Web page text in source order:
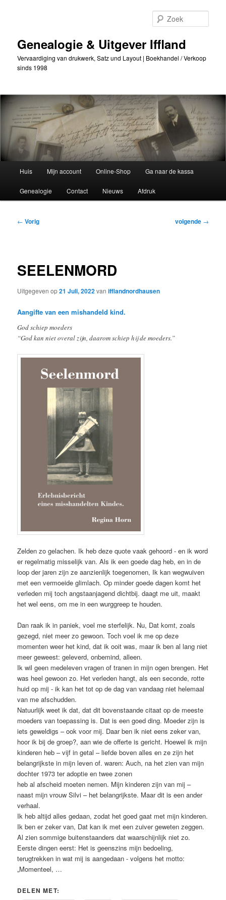
inhoudGenealogie & Uitgever Iffland
Vervaardiging van drukwerk, Satz und Layout | Boekhandel / Verkoop
sinds 1998
Huis Mijn account Online-Shop Ga naar de kassa
Genealogie Contact Nieuws Afdruk
Berichtnavigatie
← Vorig volgende →
SEELENMORD
Uitgegeven op21 Juli, 2022vanifflandnordhausen
Aangifte van een mishandeld kind.
God schiep moeders
“God kan niet overal zijn, daarom schiep hij de moeders.”
Zelden zo gelachen. Ik heb deze quote vaak gehoord - en ik word
er regelmatig misselijk van. Als ik een goede dag heb, en in de
loop der jaren zijn ze aanzienlijk toegenomen, Ik kan wegwuiven
met een vermoeide glimlach. Op minder goede dagen komt het
verleden mij toch angstaanjagend dichtbij. daagt me uit, maakt
het wel eens, om me in een wurggreep te houden.
Dan raak ik in paniek, voel me sterfelijk. Nu, Dat komt, zoals
gezegd, niet meer zo gewoon. Toch voel ik me op deze
momenten weer het kind, dat ik ooit was, maar ik ben al lang niet
meer geweest: geleverd, onbemind, alleen.
Ik wil geen medeleven vragen of tranen in mijn ogen brengen. Het
was heel gewoon zo. Het verleden hangt, als een seconde, rotte
huid op mij - ik kan het tot op de dag van vandaag niet helemaal
van me afschudden.
Natuurlijk weet ik dat, dat dit bovenstaande citaat op de meeste
moeders van toepassing is. Dat is een goed ding. Moeder zijn is
iets geweldigs – ook voor mij. Daar ben ik niet eens zeker van,
hoor ik bij de groep?, aan wie de offerte is gericht. Hoewel ik mijn
kinderen heb – vijf in getal – liefde boven alles en ze zijn het
belangrijkste in mijn leven of. waren: Auch, na het zien van mijn
dochter 1973 ter adoptie en twee zonen
heb al afscheid moeten nemen. Mijn kinderen zijn van mij –
naast mijn vrouw Silvi – het belangrijkste. Maar dit is een ander
verhaal.
Ik heb altijd alles gedaan, zodat het goed gaat met mijn kinderen.
Ik ben er zeker van, Dat kan ik met een zuiver geweten zeggen.
Al zien sommige buitenstaanders dat waarschijnlijk niet zo.
Eerste dingen eerst: Het is geenszins mijn bedoeling,
terugtrekken in wat mij is aangedaan - volgens het motto:
„Momenteel, …
DELEN MET: